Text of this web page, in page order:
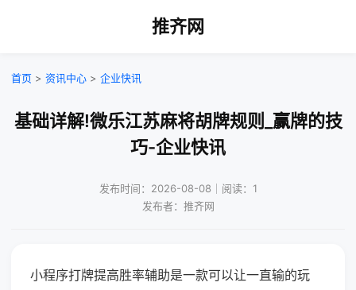
推齐网
首页 > 资讯中心 > 企业快讯
基础详解!微乐江苏麻将胡牌规则_赢牌的技
巧-企业快讯
发布时间：2026-08-08｜阅读：1
发布者：推齐网
小程序打牌提高胜率辅助是一款可以让一直输的玩